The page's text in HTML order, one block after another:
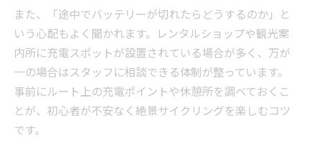
また、「途中でバッテリーが切れたらどうするのか」と
いう心配もよく聞かれます。レンタルショップや観光案
内所に充電スポットが設置されている場合が多く、万が
一の場合はスタッフに相談できる体制が整っています。
事前にルート上の充電ポイントや休憩所を調べておくこ
とが、初心者が不安なく絶景サイクリングを楽しむコツ
です。